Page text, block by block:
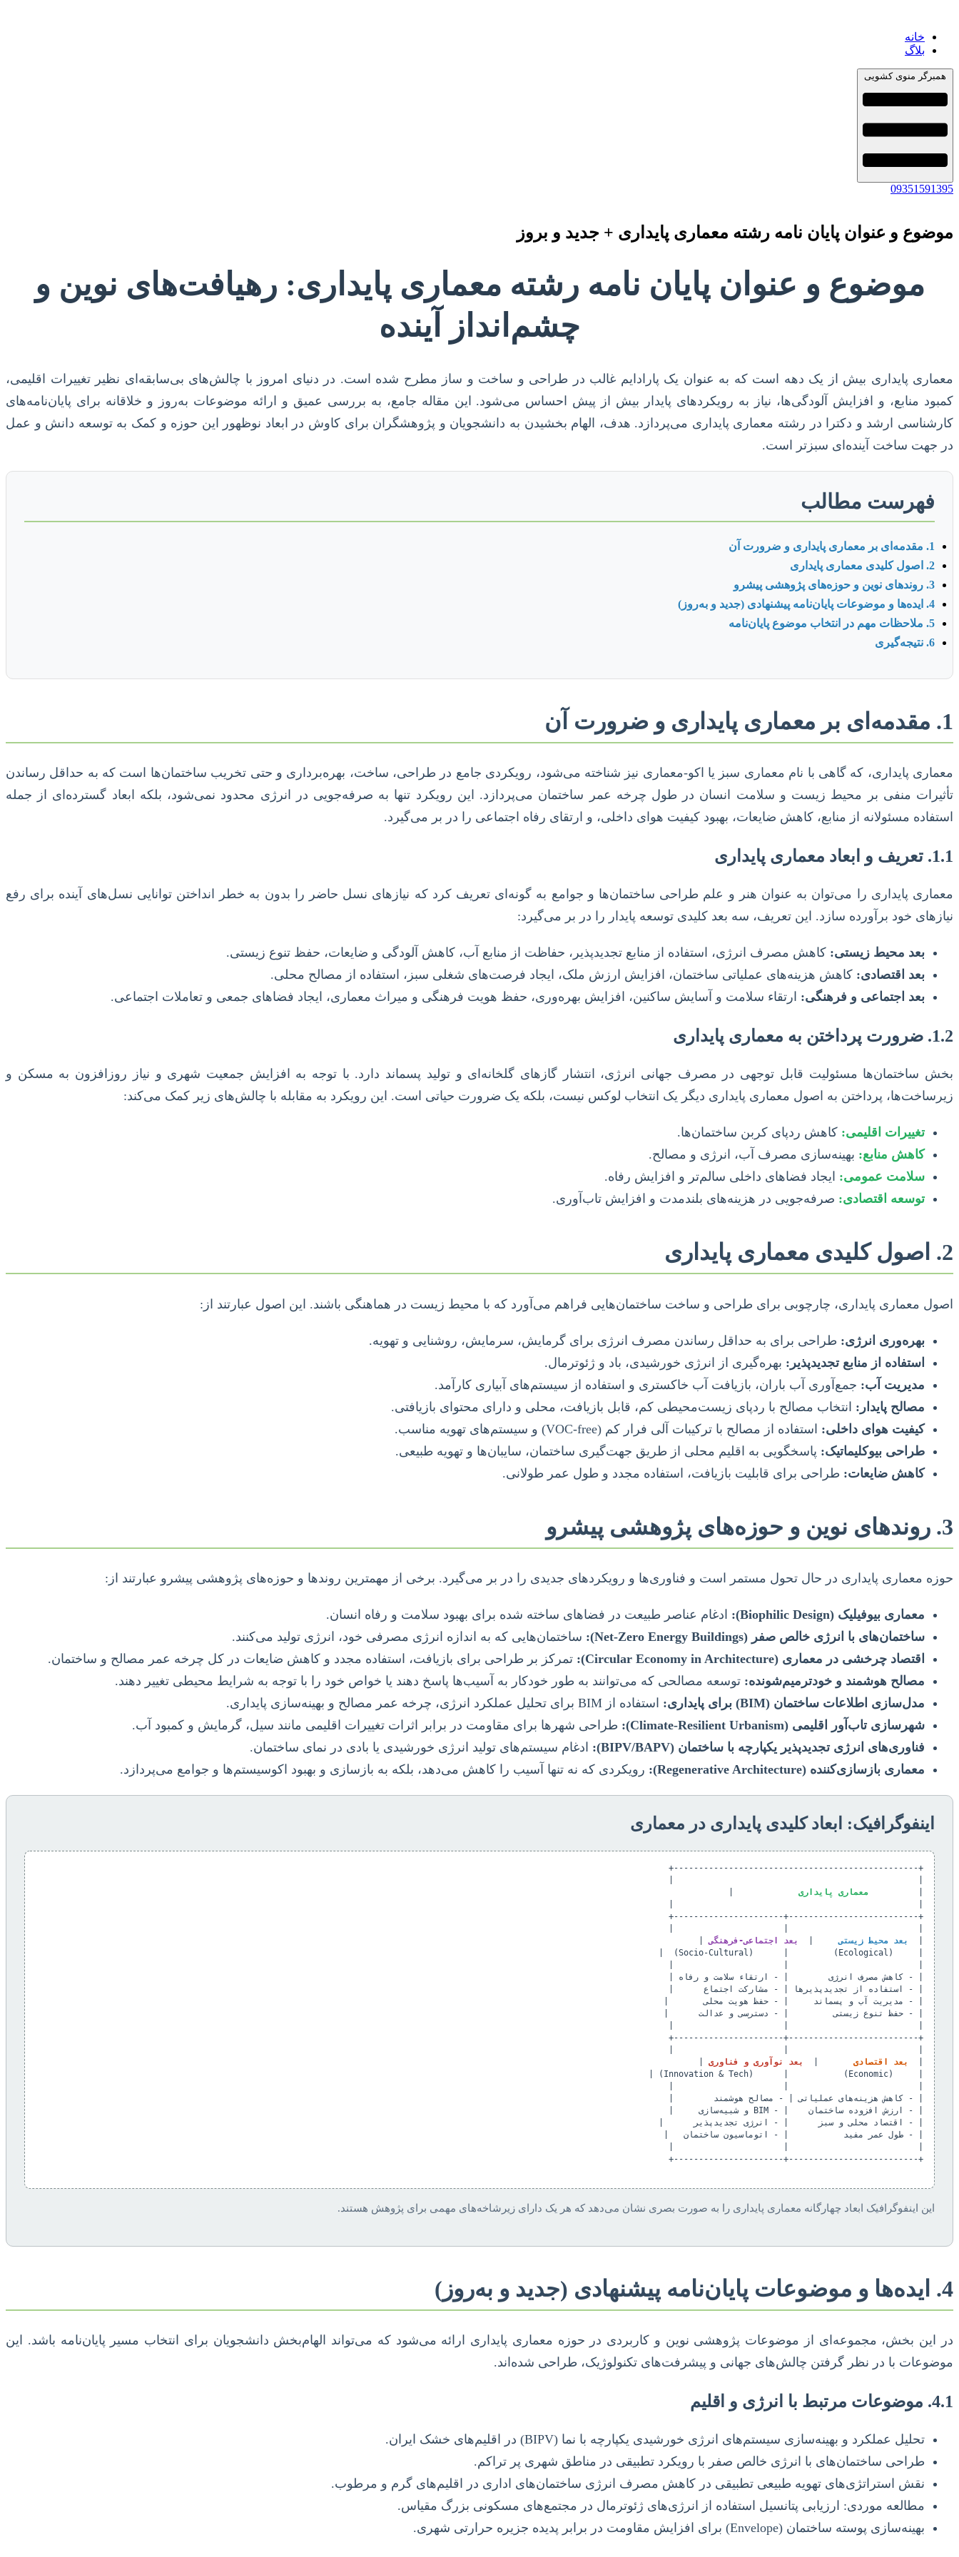
خانه
بلاگ
همبرگر منوی کشویی
09351591395
موضوع و عنوان پایان نامه رشته معماری پایداری + جدید و بروز
موضوع و عنوان پایان نامه رشته معماری پایداری: رهیافت‌های نوین و
چشم‌انداز آینده
معماری پایداری بیش از یک دهه است که به عنوان یک پارادایم غالب در طراحی و ساخت و ساز مطرح شده است. در دنیای امروز با چالش‌های بی‌سابقه‌ای نظیر تغییرات اقلیمی،
کمبود منابع، و افزایش آلودگی‌ها، نیاز به رویکردهای پایدار بیش از پیش احساس می‌شود. این مقاله جامع، به بررسی عمیق و ارائه موضوعات به‌روز و خلاقانه برای پایان‌نامه‌های
کارشناسی ارشد و دکترا در رشته معماری پایداری می‌پردازد. هدف، الهام بخشیدن به دانشجویان و پژوهشگران برای کاوش در ابعاد نوظهور این حوزه و کمک به توسعه دانش و عمل
در جهت ساخت آینده‌ای سبزتر است.
فهرست مطالب
1. مقدمه‌ای بر معماری پایداری و ضرورت آن
2. اصول کلیدی معماری پایداری
3. روندهای نوین و حوزه‌های پژوهشی پیشرو
4. ایده‌ها و موضوعات پایان‌نامه پیشنهادی (جدید و به‌روز)
5. ملاحظات مهم در انتخاب موضوع پایان‌نامه
6. نتیجه‌گیری
1. مقدمه‌ای بر معماری پایداری و ضرورت آن
معماری پایداری، که گاهی با نام معماری سبز یا اکو-معماری نیز شناخته می‌شود، رویکردی جامع در طراحی، ساخت، بهره‌برداری و حتی تخریب ساختمان‌ها است که به حداقل رساندن
تأثیرات منفی بر محیط زیست و سلامت انسان در طول چرخه عمر ساختمان می‌پردازد. این رویکرد تنها به صرفه‌جویی در انرژی محدود نمی‌شود، بلکه ابعاد گسترده‌ای از جمله
استفاده مسئولانه از منابع، کاهش ضایعات، بهبود کیفیت هوای داخلی، و ارتقای رفاه اجتماعی را در بر می‌گیرد.
1.1. تعریف و ابعاد معماری پایداری
معماری پایداری را می‌توان به عنوان هنر و علم طراحی ساختمان‌ها و جوامع به گونه‌ای تعریف کرد که نیازهای نسل حاضر را بدون به خطر انداختن توانایی نسل‌های آینده برای رفع
نیازهای خود برآورده سازد. این تعریف، سه بعد کلیدی توسعه پایدار را در بر می‌گیرد:
بعد محیط زیستی: کاهش مصرف انرژی، استفاده از منابع تجدیدپذیر، حفاظت از منابع آب، کاهش آلودگی و ضایعات، حفظ تنوع زیستی.
بعد اقتصادی: کاهش هزینه‌های عملیاتی ساختمان، افزایش ارزش ملک، ایجاد فرصت‌های شغلی سبز، استفاده از مصالح محلی.
بعد اجتماعی و فرهنگی: ارتقاء سلامت و آسایش ساکنین، افزایش بهره‌وری، حفظ هویت فرهنگی و میراث معماری، ایجاد فضاهای جمعی و تعاملات اجتماعی.
1.2. ضرورت پرداختن به معماری پایداری
بخش ساختمان‌ها مسئولیت قابل توجهی در مصرف جهانی انرژی، انتشار گازهای گلخانه‌ای و تولید پسماند دارد. با توجه به افزایش جمعیت شهری و نیاز روزافزون به مسکن و
زیرساخت‌ها، پرداختن به اصول معماری پایداری دیگر یک انتخاب لوکس نیست، بلکه یک ضرورت حیاتی است. این رویکرد به مقابله با چالش‌های زیر کمک می‌کند:
تغییرات اقلیمی: کاهش ردپای کربن ساختمان‌ها.
کاهش منابع: بهینه‌سازی مصرف آب، انرژی و مصالح.
سلامت عمومی: ایجاد فضاهای داخلی سالم‌تر و افزایش رفاه.
توسعه اقتصادی: صرفه‌جویی در هزینه‌های بلندمدت و افزایش تاب‌آوری.
2. اصول کلیدی معماری پایداری
اصول معماری پایداری، چارچوبی برای طراحی و ساخت ساختمان‌هایی فراهم می‌آورد که با محیط زیست در هماهنگی باشند. این اصول عبارتند از:
بهره‌وری انرژی: طراحی برای به حداقل رساندن مصرف انرژی برای گرمایش، سرمایش، روشنایی و تهویه.
استفاده از منابع تجدیدپذیر: بهره‌گیری از انرژی خورشیدی، باد و ژئوترمال.
مدیریت آب: جمع‌آوری آب باران، بازیافت آب خاکستری و استفاده از سیستم‌های آبیاری کارآمد.
مصالح پایدار: انتخاب مصالح با ردپای زیست‌محیطی کم، قابل بازیافت، محلی و دارای محتوای بازیافتی.
کیفیت هوای داخلی: استفاده از مصالح با ترکیبات آلی فرار کم (VOC-free) و سیستم‌های تهویه مناسب.
طراحی بیوکلیماتیک: پاسخگویی به اقلیم محلی از طریق جهت‌گیری ساختمان، سایبان‌ها و تهویه طبیعی.
کاهش ضایعات: طراحی برای قابلیت بازیافت، استفاده مجدد و طول عمر طولانی.
3. روندهای نوین و حوزه‌های پژوهشی پیشرو
حوزه معماری پایداری در حال تحول مستمر است و فناوری‌ها و رویکردهای جدیدی را در بر می‌گیرد. برخی از مهمترین روندها و حوزه‌های پژوهشی پیشرو عبارتند از:
معماری بیوفیلیک (Biophilic Design):
ادغام عناصر طبیعت در فضاهای ساخته شده برای بهبود سلامت و رفاه انسان.
ساختمان‌های با انرژی خالص صفر (Net-Zero Energy Buildings):
ساختمان‌هایی که به اندازه انرژی مصرفی خود، انرژی تولید می‌کنند.
اقتصاد چرخشی در معماری (Circular Economy in Architecture):
تمرکز بر طراحی برای بازیافت، استفاده مجدد و کاهش ضایعات در کل چرخه عمر مصالح و ساختمان.
مصالح هوشمند و خودترمیم‌شونده: توسعه مصالحی که می‌توانند به طور خودکار به آسیب‌ها پاسخ دهند یا خواص خود را با توجه به شرایط محیطی تغییر دهند.
مدل‌سازی اطلاعات ساختمان (BIM) برای پایداری:
استفاده از BIM برای تحلیل عملکرد انرژی، چرخه عمر مصالح و بهینه‌سازی پایداری.
شهرسازی تاب‌آور اقلیمی (Climate-Resilient Urbanism):
طراحی شهرها برای مقاومت در برابر اثرات تغییرات اقلیمی مانند سیل، گرمایش و کمبود آب.
فناوری‌های انرژی تجدیدپذیر یکپارچه با ساختمان (BIPV/BAPV):
ادغام سیستم‌های تولید انرژی خورشیدی یا بادی در نمای ساختمان.
معماری بازسازی‌کننده (Regenerative Architecture):
رویکردی که نه تنها آسیب را کاهش می‌دهد، بلکه به بازسازی و بهبود اکوسیستم‌ها و جوامع می‌پردازد.
اینفوگرافیک: ابعاد کلیدی پایداری در معماری
معماری پایداری
بعد محیط زیستی بعد اجتماعی-فرهنگی
بعد اقتصادی بعد نوآوری و فناوری
این اینفوگرافیک ابعاد چهارگانه معماری پایداری را به صورت بصری نشان می‌دهد که هر یک دارای زیرشاخه‌های مهمی برای پژوهش هستند.
4. ایده‌ها و موضوعات پایان‌نامه پیشنهادی (جدید و به‌روز)
در این بخش، مجموعه‌ای از موضوعات پژوهشی نوین و کاربردی در حوزه معماری پایداری ارائه می‌شود که می‌تواند الهام‌بخش دانشجویان برای انتخاب مسیر پایان‌نامه باشد. این
موضوعات با در نظر گرفتن چالش‌های جهانی و پیشرفت‌های تکنولوژیک، طراحی شده‌اند.
4.1. موضوعات مرتبط با انرژی و اقلیم
تحلیل عملکرد و بهینه‌سازی سیستم‌های انرژی خورشیدی یکپارچه با نما (BIPV) در اقلیم‌های خشک ایران.
طراحی ساختمان‌های با انرژی خالص صفر با رویکرد تطبیقی در مناطق شهری پر تراکم.
نقش استراتژی‌های تهویه طبیعی تطبیقی در کاهش مصرف انرژی ساختمان‌های اداری در اقلیم‌های گرم و مرطوب.
مطالعه موردی: ارزیابی پتانسیل استفاده از انرژی‌های ژئوترمال در مجتمع‌های مسکونی بزرگ مقیاس.
بهینه‌سازی پوسته ساختمان (Envelope) برای افزایش مقاومت در برابر پدیده جزیره حرارتی شهری.